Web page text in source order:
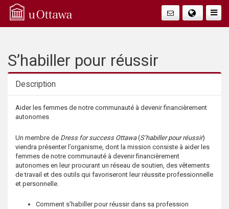
Q
Faire
S’habiller pour réussir
Description
Description
Aider les femmes de notre communauté à devenir financièrement
autonomes
Un membre de Dress for success Ottawa(S’habiller pour réussir)
viendra présenter l’organisme, dont la mission consiste à aider les
femmes de notre communauté à devenir financièrement
autonomes en leur procurant un réseau de soutien, des vêtements
de travail et des outils qui favoriseront leur réussite professionnelle
et personnelle.
Comment s'habiller pour réussir dans sa profession